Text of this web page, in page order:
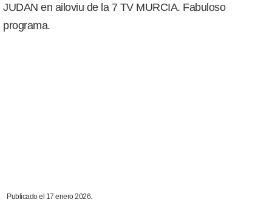
JUDAN en ailoviu de la 7 TV MURCIA. Fabuloso
programa.
Publicado el 17 enero 2026.